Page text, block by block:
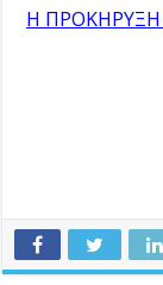
Η ΠΡΟΚΗΡΥΞΗ